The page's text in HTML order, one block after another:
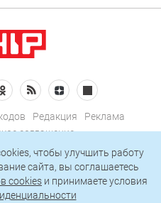
Редакция
Реклама
соглашение
на рассылку
чтобы улучшить работу
сайта, вы соглашаетесь
cookies и принимаете условия